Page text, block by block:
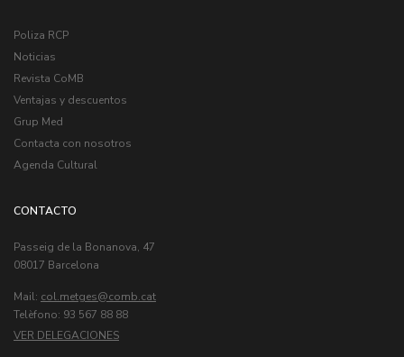
Poliza RCP
Noticias
Revista CoMB
Ventajas y descuentos
Grup Med
Contacta con nosotros
Agenda Cultural
CONTACTO
Passeig de la Bonanova, 47
08017 Barcelona
Mail: col.metges
Telèfono: 93 567 88 88
VER DELEGACIONES